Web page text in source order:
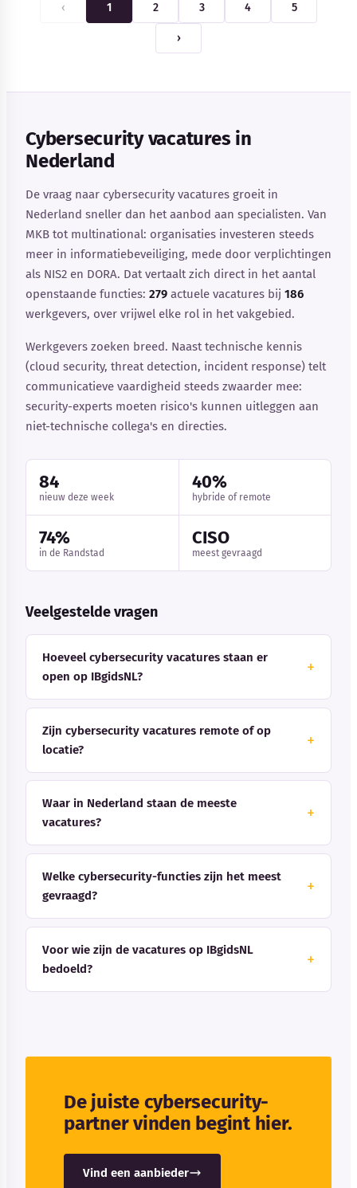
‹ 1 2 3 4 5
›
Cybersecurity vacatures in
Nederland
De vraag naar cybersecurity vacatures groeit in
Nederland sneller dan het aanbod aan specialisten. Van
MKB tot multinational: organisaties investeren steeds
meer in informatiebeveiliging, mede door verplichtingen
als NIS2 en DORA. Dat vertaalt zich direct in het aantal
openstaande functies: 279 actuele vacatures bij 186
werkgevers, over vrijwel elke rol in het vakgebied.
Werkgevers zoeken breed. Naast technische kennis
(cloud security, threat detection, incident response) telt
communicatieve vaardigheid steeds zwaarder mee:
security-experts moeten risico's kunnen uitleggen aan
niet-technische collega's en directies.
84
nieuw deze week
40%
hybride of remote
74%
in de Randstad
CISO
meest gevraagd
Veelgestelde vragen
Hoeveel cybersecurity vacatures staan er
open op IBgidsNL?
Zijn cybersecurity vacatures remote of op
locatie?
Waar in Nederland staan de meeste
vacatures?
Welke cybersecurity-functies zijn het meest
gevraagd?
Voor wie zijn de vacatures op IBgidsNL
bedoeld?
De juiste cybersecurity-
partner vinden begint hier.
Vind een aanbieder